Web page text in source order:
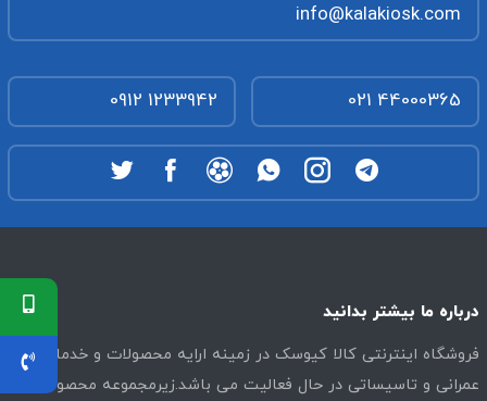
info@kalakiosk.com
021 44000365
0912 1233942
درباره ما بیشتر بدانید
فروشگاه اینترنتی کالا کیوسک در زمینه ارایه محصولات و خدمات
عمرانی و تاسیساتی در حال فعالیت می باشد.زیرمجموعه محصولات